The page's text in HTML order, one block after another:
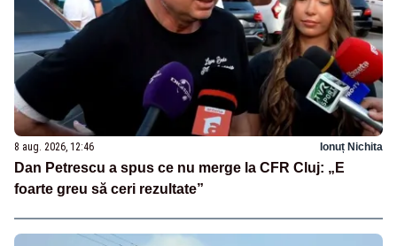
8 aug. 2026, 12:46 Ionuț Nichita
Dan Petrescu a spus ce nu merge la CFR Cluj: „E
foarte greu să ceri rezultate”